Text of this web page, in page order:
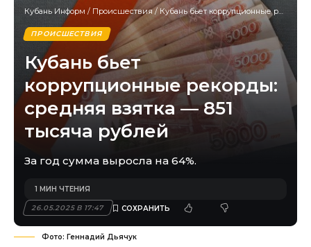
Кубань Информ / Происшествия/ Кубань бьет коррупционные рекорды: средняя взятка — 851 тысяча рублей
ПРОИСШЕСТВИЯ
Кубань бьет
коррупционные рекорды:
средняя взятка — 851
тысяча рублей
За год сумма выросла на 64%.
26.05.2025 В 17:47
1 МИН ЧТЕНИЯ
Фото: Геннадий Дьячук